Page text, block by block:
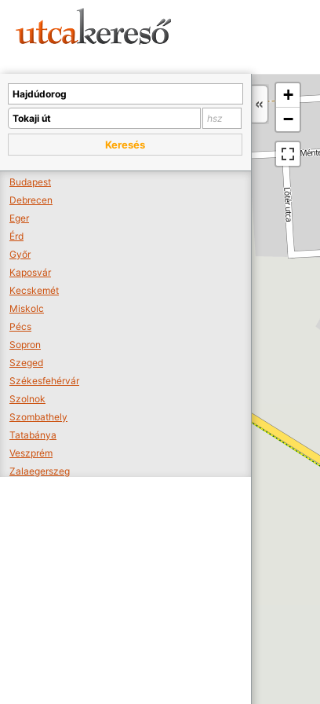
+
−
Keresés
Budapest
Debrecen
Eger
Érd
Győr
Kaposvár
Kecskemét
Miskolc
Pécs
Sopron
Szeged
Székesfehérvár
Szolnok
Szombathely
Tatabánya
Veszprém
Zalaegerszeg
A térképet kicsinyíteni kell, hogy látszódjanak a boltok.
Boltok látszódjanak >>